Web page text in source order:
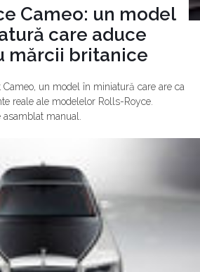
Cameo: un model
care aduce
mărcii britanice
un model în miniatură care are ca
reale ale modelelor Rolls-Royce.
manual.